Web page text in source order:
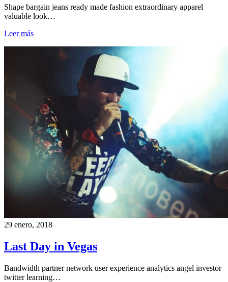
Shape bargain jeans ready made fashion extraordinary apparel
valuable look…
Leer más
29 enero, 2018
Last Day in Vegas
Bandwidth partner network user experience analytics angel investor
twitter learning…